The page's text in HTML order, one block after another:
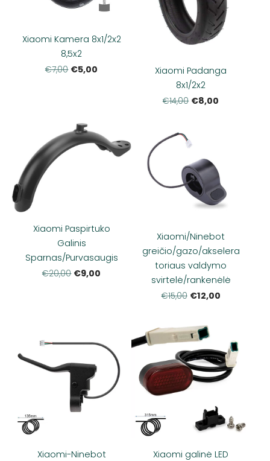
Xiaomi Kamera 8x1/2x2
8,5x2
€7,00 €5,00
Xiaomi Padanga
8x1/2x2
€14,00 €8,00
Xiaomi Paspirtuko
Galinis
Sparnas/Purvasaugis
€20,00 €9,00
Xiaomi/Ninebot
greičio/gazo/akselera
toriaus valdymo
svirtelė/rankenėlė
€15,00 €12,00
Xiaomi-Ninebot
Xiaomi galinė LED